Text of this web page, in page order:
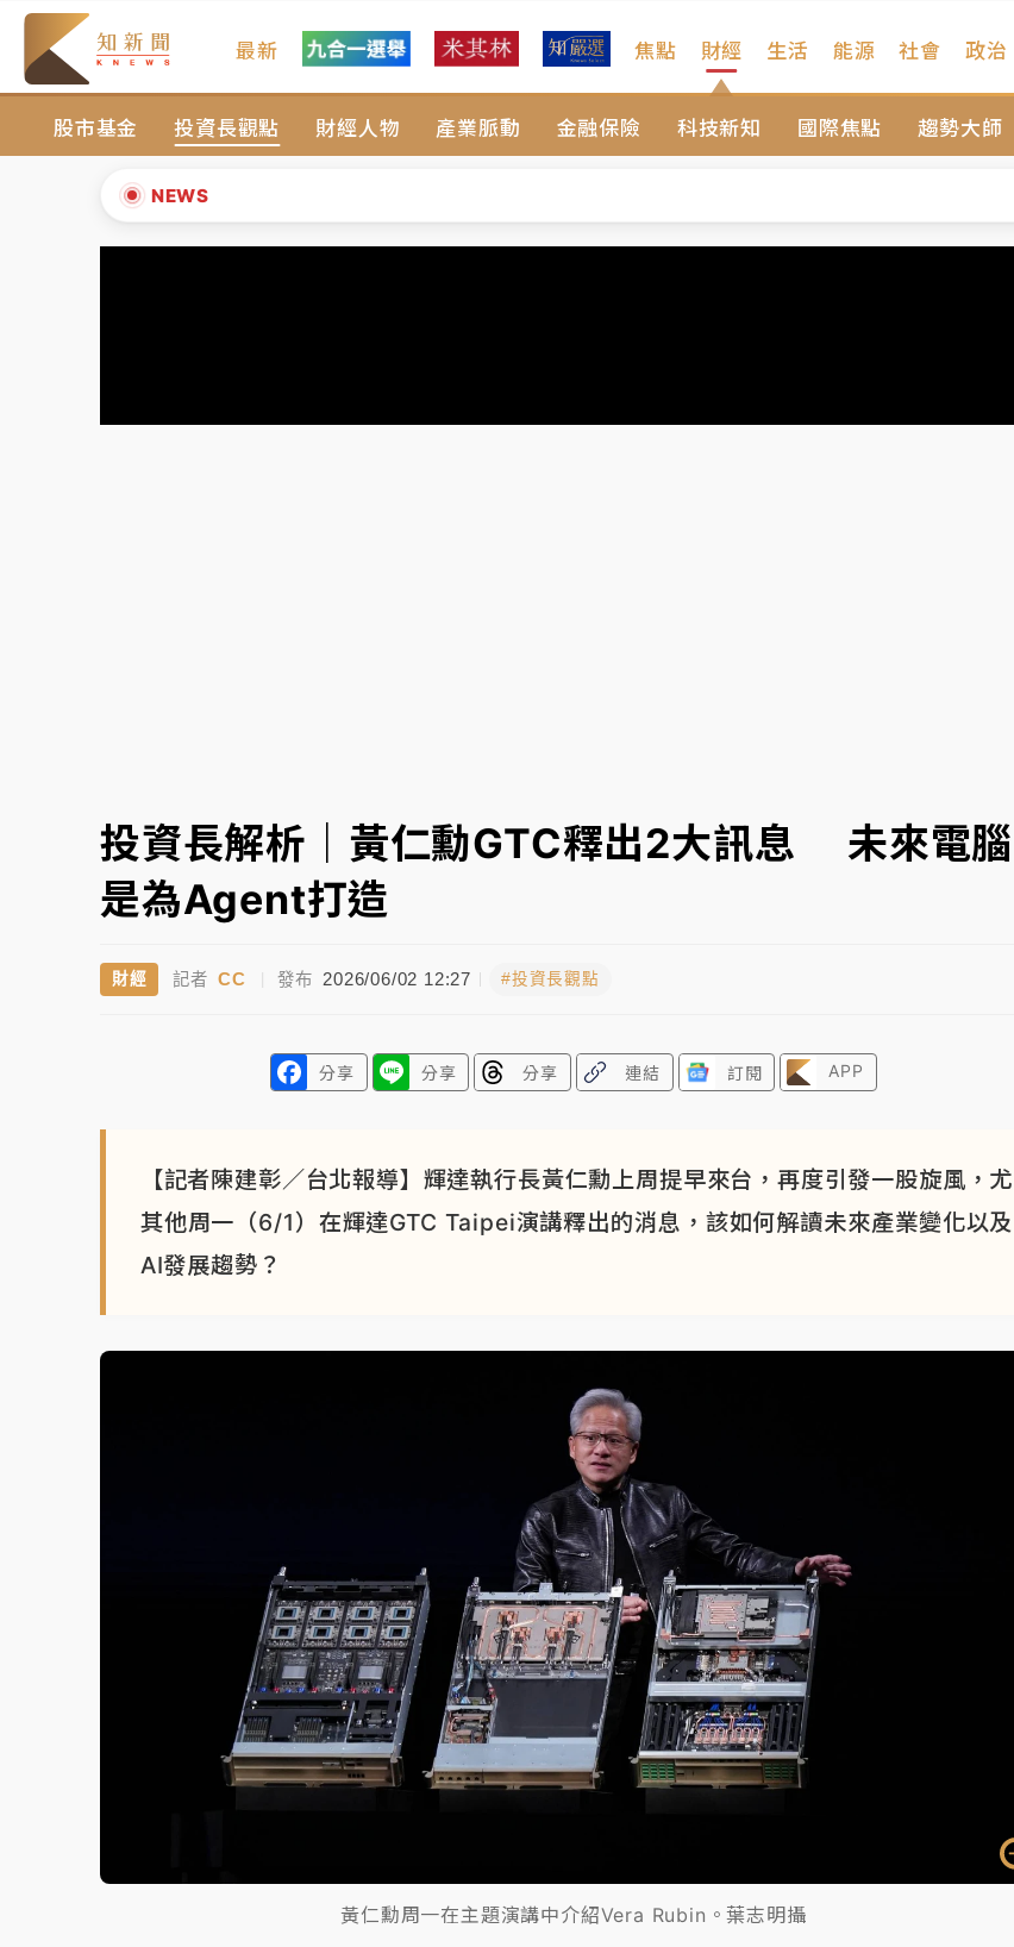
最新 焦點 財經
股市基金 投資長觀點 財經人物 產業脈動 金融保險 科技新知 國際焦點 趨勢大師
生活 能源 社會 政治
NEWS
暑假過三周才推「E宿新北打卡趣」！抽獎程序複雜 觀旅局回應了
中信慈善基金會想增加董事人數！辜仲諒向法院聲請遭駁 理由曝光
故宮《龍藏經》特展第2檔！今線上預約開賣一度塞車 周六起展出延長至晚上7時
投資長解析｜黃仁勳GTC釋出2大訊息 未來電腦
是為Agent打造
財經 記者 CC 發布 2026/06/02 12:27 #投資長觀點
分享 分享 分享 連結 訂閱 APP
【記者陳建彰／台北報導】輝達執行長黃仁勳上周提早來台，再度引發一股旋風，尤
其他周一（6/1）在輝達GTC Taipei演講釋出的消息，該如何解讀未來產業變化以及
AI發展趨勢？
黃仁勳周一在主題演講中介紹Vera Rubin。葉志明攝